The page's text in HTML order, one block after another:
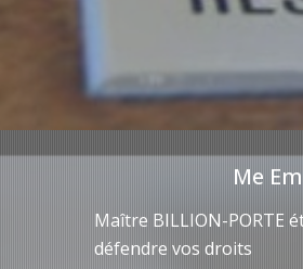
Me
Maître BILLION-PORTE
défendre vos droits